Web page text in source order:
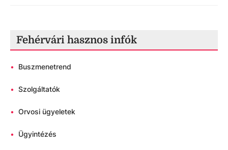
Fehérvári hasznos infók
• Buszmenetrend
• Szolgáltatók
• Orvosi ügyeletek
• Ügyintézés